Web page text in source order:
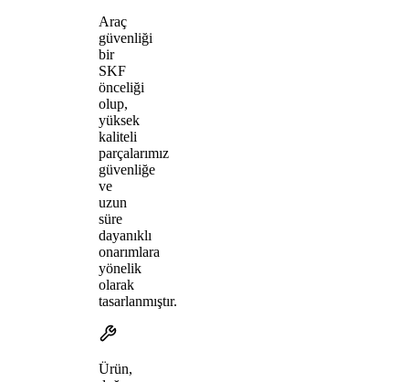
Araç
güvenliği
bir
SKF
önceliği
olup,
yüksek
kaliteli
parçalarımız
güvenliğe
ve
uzun
süre
dayanıklı
onarımlara
yönelik
olarak
tasarlanmıştır.
Ürün,